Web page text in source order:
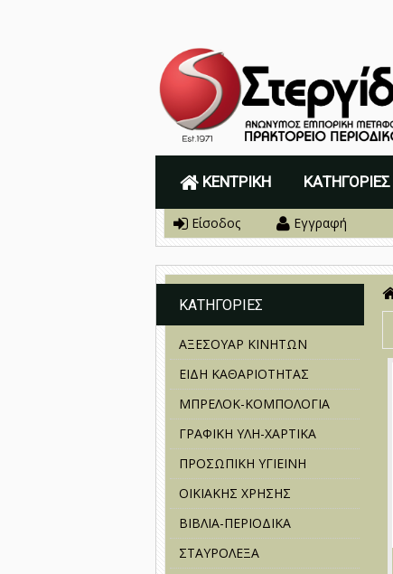
ΚΕΝΤΡΙΚΉ ΚΑΤΗΓΟΡΊΕΣ
Είσοδος Εγγραφή
ΚΑΤΗΓΟΡΙΕΣ
ΑΞΕΣΟΥΑΡ ΚΙΝΗΤΩΝ
ΕΙΔΗ ΚΑΘΑΡΙΟΤΗΤΑΣ
ΜΠΡΕΛΟΚ-ΚΟΜΠΟΛΟΓΙΑ
ΓΡΑΦΙΚΗ ΥΛΗ-ΧΑΡΤΙΚΑ
ΠΡΟΣΩΠΙΚΗ ΥΓΙΕΙΝΗ
ΟΙΚΙΑΚΗΣ ΧΡΗΣΗΣ
ΒΙΒΛΙΑ-ΠΕΡΙΟΔΙΚΑ
ΣΤΑΥΡΟΛΕΞΑ